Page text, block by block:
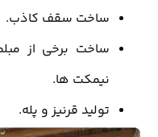
ساخت سقف کاذب.
ساخت برخی از
نیمکت ها.
تولید قرنیز و پله.